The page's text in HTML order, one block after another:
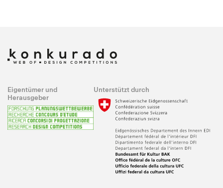
Eigentümer und
Herausgeber
Unterstützt durch